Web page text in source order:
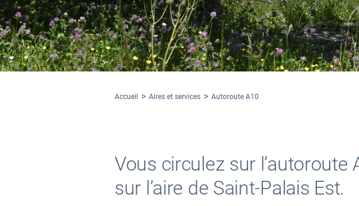
Accueil Aires et services Autoroute A10
Vous circulez sur
sur l’aire de Saint-Palais Est.